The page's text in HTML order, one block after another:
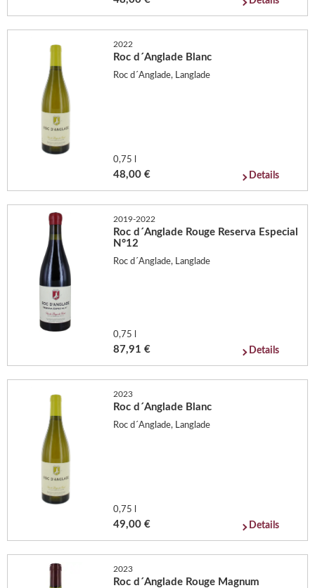
2022
Roc d´Anglade Blanc
Roc d´Anglade, Langlade
0,75 l
48,00 € Details
2019-2022
Roc d´Anglade Rouge Reserva Especial
N°12
Roc d´Anglade, Langlade
0,75 l
87,91 € Details
2023
Roc d´Anglade Blanc
Roc d´Anglade, Langlade
0,75 l
49,00 € Details
2023
Roc d´Anglade Rouge Magnum